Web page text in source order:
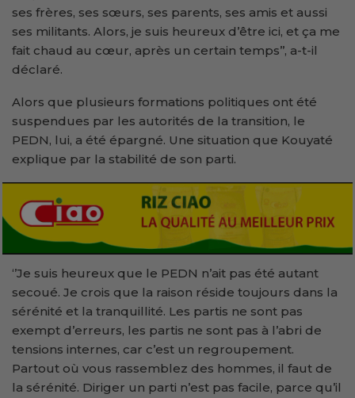
ses frères, ses sœurs, ses parents, ses amis et aussi
ses militants. Alors, je suis heureux d’être ici, et ça me
fait chaud au cœur, après un certain temps’’, a-t-il
déclaré.
Alors que plusieurs formations politiques ont été
suspendues par les autorités de la transition, le
PEDN, lui, a été épargné. Une situation que Kouyaté
explique par la stabilité de son parti.
‘’Je suis heureux que le PEDN n’ait pas été autant
secoué. Je crois que la raison réside toujours dans la
sérénité et la tranquillité. Les partis ne sont pas
exempt d’erreurs, les partis ne sont pas à l’abri de
tensions internes, car c’est un regroupement.
Partout où vous rassemblez des hommes, il faut de
la sérénité. Diriger un parti n’est pas facile, parce qu’il